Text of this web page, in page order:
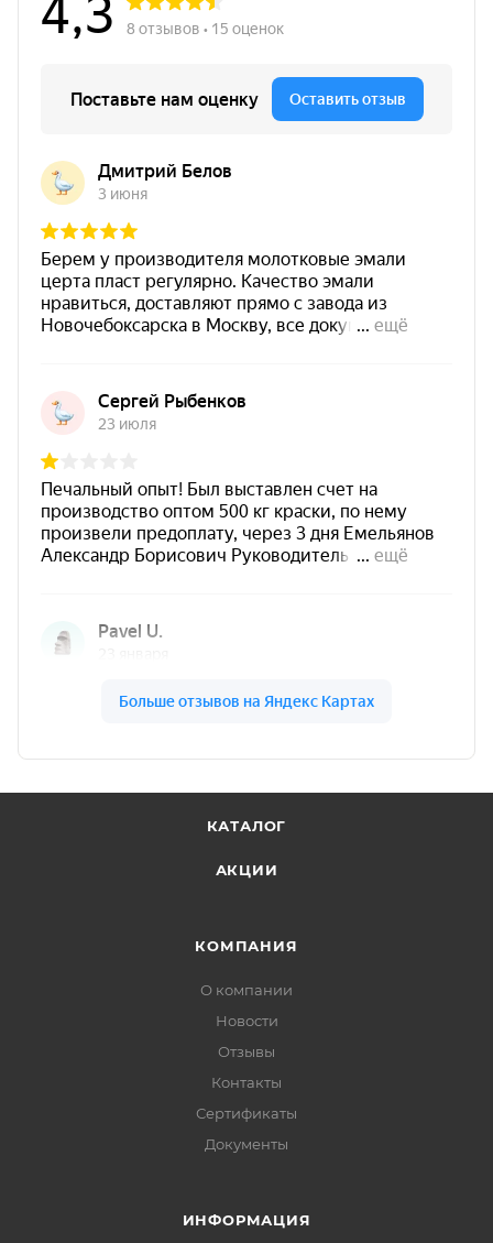
КАТАЛОГ
АКЦИИ
КОМПАНИЯ
О компании
Новости
Отзывы
Контакты
Сертификаты
Документы
ИНФОРМАЦИЯ